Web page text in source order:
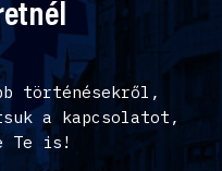
történésekről,
a kapcsolatot,
Te is!